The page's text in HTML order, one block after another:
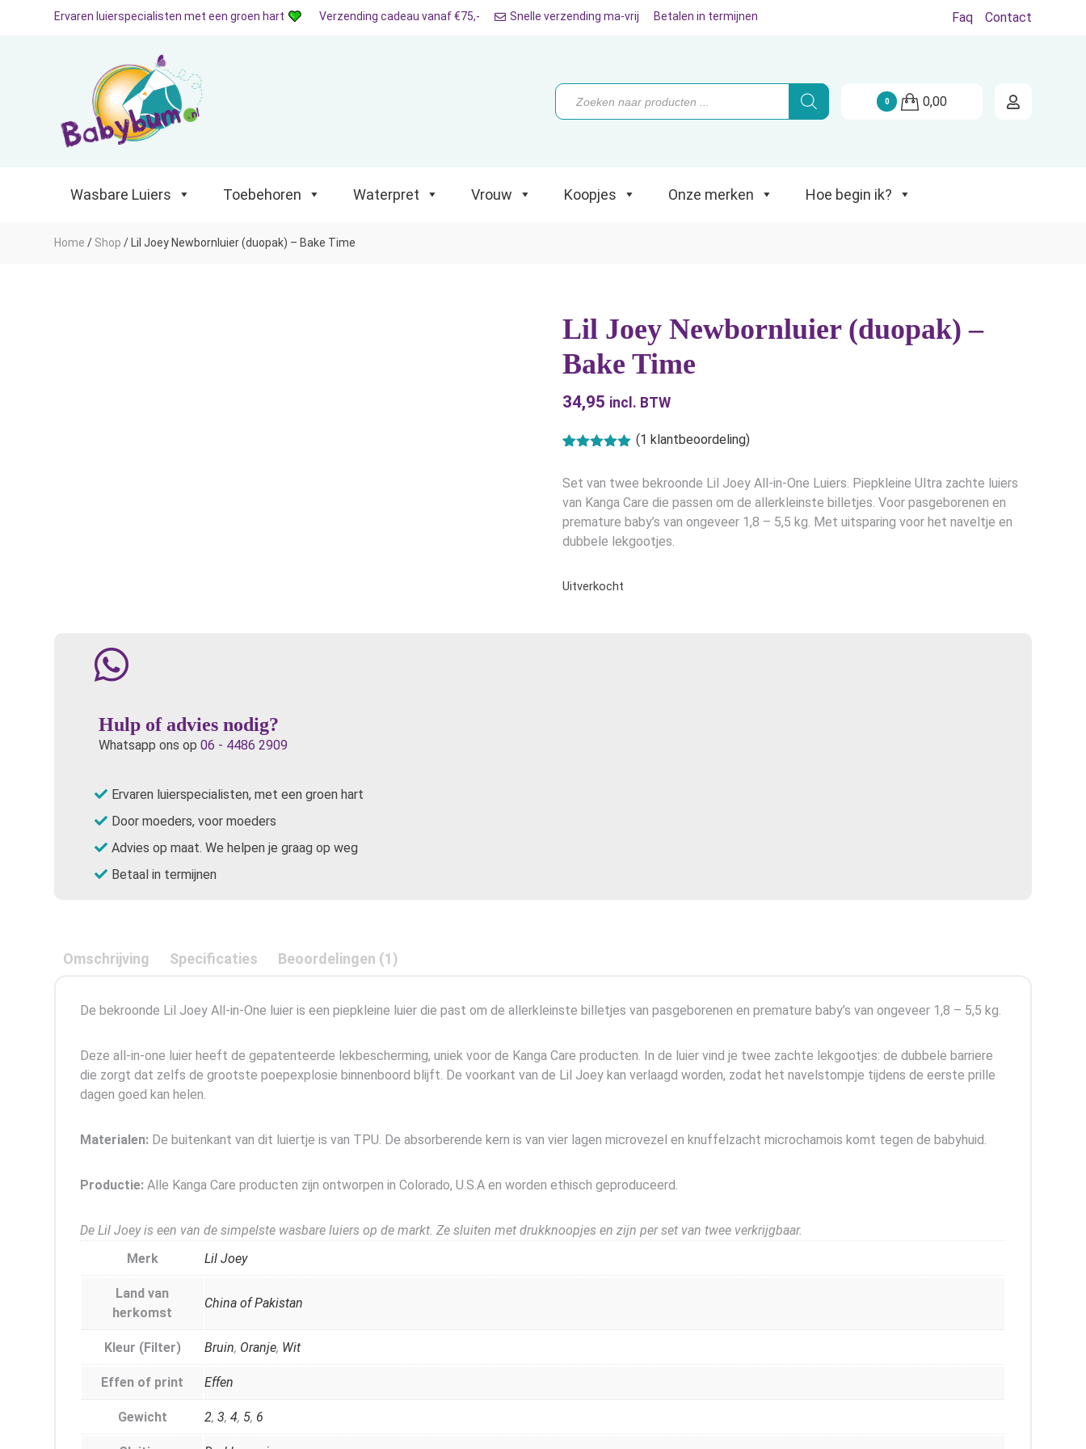
Wasbare Luiers Toebehoren Koopjes Onze merken Hoe begin ik?
Ervaren luierspecialisten met een groen hart Verzending cadeau vanaf €75,- Snelle verzending ma-vrij Betalen in termijnen Faq Contact
Producten
zoeken
0 0,00
Wasbare Luiers Toebehoren Waterpret Vrouw Koopjes Onze merken Hoe begin ik?
Home / Shop / Lil Joey Newbornluier (duopak) – Bake Time
Lil Joey Newbornluier (duopak) –
Bake Time
34,95 incl. BTW
gebaseerd
op klant
waardering
(1 klantbeoordeling)
Set van twee bekroonde Lil Joey All-in-One Luiers. Piepkleine Ultra zachte luiers
van Kanga Care die passen om de allerkleinste billetjes. Voor pasgeborenen en
premature baby’s van ongeveer 1,8 – 5,5 kg. Met uitsparing voor het naveltje en
dubbele lekgootjes.
Uitverkocht
Hulp of advies nodig?
Whatsapp ons op 06 - 4486 2909
Ervaren luierspecialisten, met een groen hart
Door moeders, voor moeders
Advies op maat. We helpen je graag op weg
Betaal in termijnen
Omschrijving Specificaties Beoordelingen (1)
De bekroonde Lil Joey All-in-One luier is een piepkleine luier die past om de allerkleinste billetjes van pasgeborenen en premature baby’s van ongeveer 1,8 – 5,5 kg.
Deze all-in-one luier heeft de gepatenteerde lekbescherming, uniek voor de Kanga Care producten. In de luier vind je twee zachte lekgootjes: de dubbele barriere
die zorgt dat zelfs de grootste poepexplosie binnenboord blijft. De voorkant van de Lil Joey kan verlaagd worden, zodat het navelstompje tijdens de eerste prille
dagen goed kan helen.
Materialen: De buitenkant van dit luiertje is van TPU. De absorberende kern is van vier lagen microvezel en knuffelzacht microchamois komt tegen de babyhuid.
Productie: Alle Kanga Care producten zijn ontworpen in Colorado, U.S.A en worden ethisch geproduceerd.
De Lil Joey is een van de simpelste wasbare luiers op de markt. Ze sluiten met drukknoopjes en zijn per set van twee verkrijgbaar.
Merk
Lil Joey
Land van
herkomst
China of Pakistan
Kleur (Filter) Bruin, Oranje, Wit
Effen of print Effen
Gewicht 2, 3, 4, 5, 6